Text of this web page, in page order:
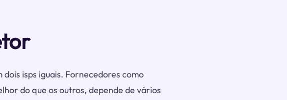
isps iguais. Fornecedores como
do que os outros, depende de vários